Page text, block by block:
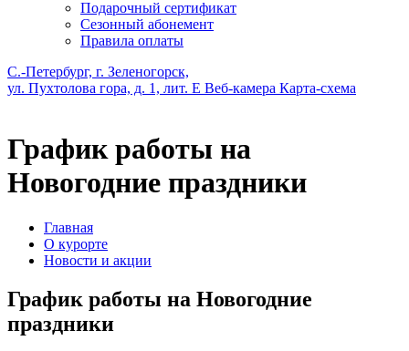
Подарочный сертификат
Сезонный абонемент
Правила оплаты
С.-Петербург, г. Зеленогорск,
ул. Пухтолова гора, д. 1, лит. Е Веб-камера Карта-схема
График работы на
Новогодние праздники
Главная
О курорте
Новости и акции
График работы на Новогодние
праздники